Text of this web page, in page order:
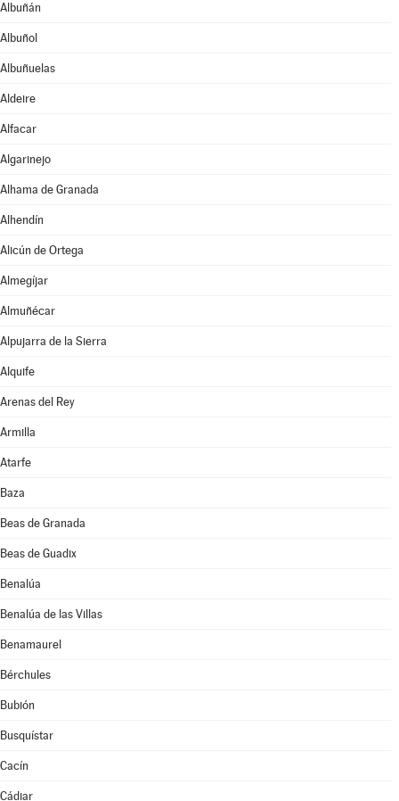
Albuñán
Albuñol
Albuñuelas
Aldeire
Alfacar
Algarinejo
Alhama de Granada
Alhendín
Alicún de Ortega
Almegíjar
Almuñécar
Alpujarra de la Sierra
Alquife
Arenas del Rey
Armilla
Atarfe
Baza
Beas de Granada
Beas de Guadix
Benalúa
Benalúa de las Villas
Benamaurel
Bérchules
Bubión
Busquístar
Cacín
Cádiar